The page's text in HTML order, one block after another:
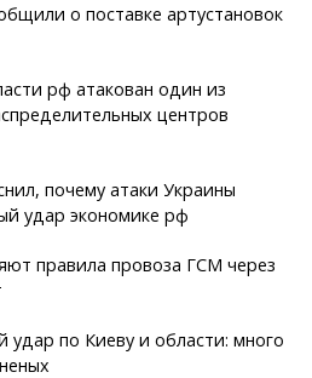
о поставке артустановок
рф атакован один из
центров
почему атаки Украины
удар экономике рф
правила провоза ГСМ через
удар по Киеву и области: много